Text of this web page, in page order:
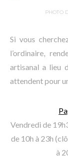
PHOTO
Si vous
l’ordinaire,
artisanal a lieu
attendent pour
Vendredi de
de 10h à 23h
à